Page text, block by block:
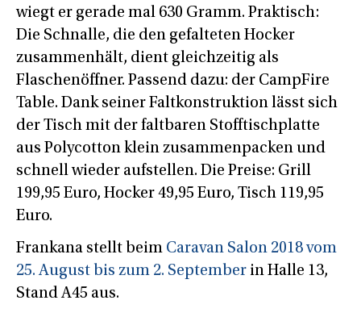
wiegt er gerade mal 630 Gramm. Praktisch:
Die Schnalle, die den gefalteten Hocker
zusammenhält, dient gleichzeitig als
Flaschenöffner. Passend dazu: der CampFire
Table. Dank seiner Faltkonstruktion lässt sich
der Tisch mit der faltbaren Stofftischplatte
aus Polycotton klein zusammenpacken und
schnell wieder aufstellen. Die Preise: Grill
199,95 Euro, Hocker 49,95 Euro, Tisch 119,95
Euro.
Frankana stellt beim Caravan Salon 2018 vom
25. August bis zum 2. September in Halle 13,
Stand A45 aus.